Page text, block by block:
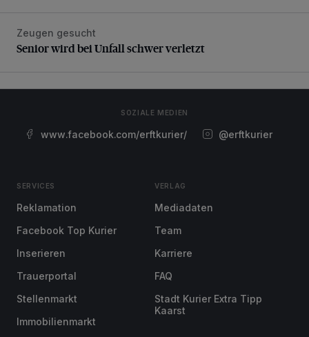
Senior wird bei Unfall schwer verletzt
Zeugen gesucht
Senior wird bei Unfall schwer verletzt
SOZIALE MEDIEN
www.facebook.com/erftkurier/ @erftkurier
SERVICES
Reklamation
Facebook Top Kurier
Inserieren
Trauerportal
Stellenmarkt
Immobilienmarkt
VERLAG
Mediadaten
Team
Karriere
FAQ
Stadt Kurier Extra Tipp
Kaarst